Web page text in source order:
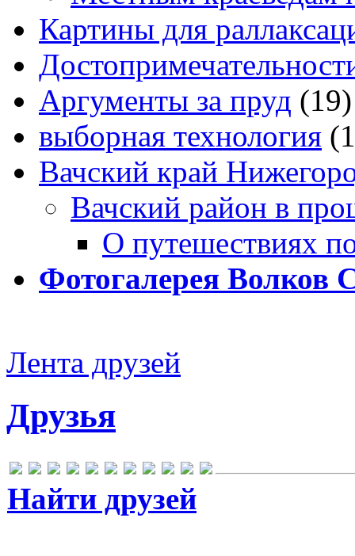
Картины для
Аргументы за пруд (19)
выборная технология
Вачский край
Вачский район в
О путешествиях
Фотогалерея Волков
Лента друзей
Друзья
Найти друзей